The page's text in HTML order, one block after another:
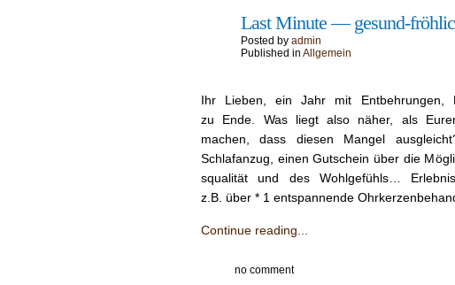
Last Minute — gesund-
Posted by admin
Published in Allgemein
Ihr Lieben, ein Jahr mit Ent­behrun­gen,
zu Ende. Was liegt also näher, als
machen, dass diesen Man­gel
Schlafanzug, einen Gutschein über die
squal­ität und des Wohlge­fühls…
z.B. über * 1 entspan­nende
Continue reading...
no comment